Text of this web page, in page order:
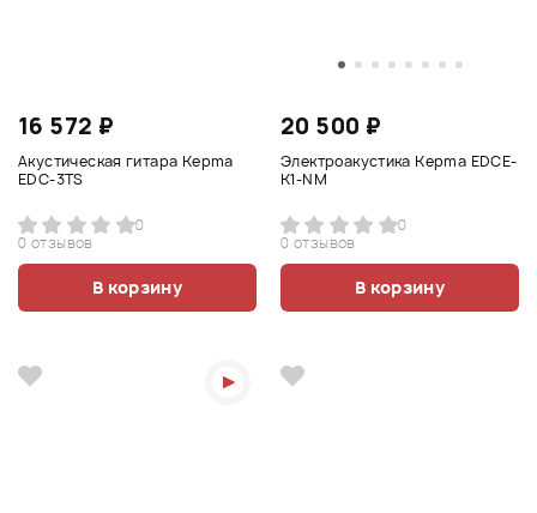
16 572 ₽
Акустическая гитара Kepma
EDC-3TS
0
0 отзывов
В корзину
20 500 ₽
Электроакустика Kepma EDCE-
К1-NM
0
0 отзывов
В корзину